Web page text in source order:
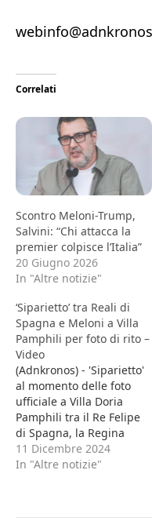
Correlati
Scontro Meloni-Trump,
Salvini: “Chi attacca la
premier colpisce l’Italia”
20 Giugno 2026
In "Altre notizie"
‘Siparietto’ tra Reali di
Spagna e Meloni a Villa
Pamphili per foto di rito –
Video
(Adnkronos) - 'Siparietto'
al momento delle foto
ufficiale a Villa Doria
Pamphili tra il Re Felipe
di Spagna, la Regina
Letizia e la premier
Giorgia Meloni su come
11 Dicembre 2024
In "Altre notizie"